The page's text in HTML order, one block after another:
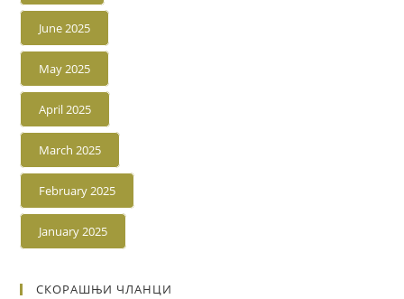
June 2025
May 2025
April 2025
March 2025
February 2025
January 2025
СКОРАШЊИ ЧЛАНЦИ